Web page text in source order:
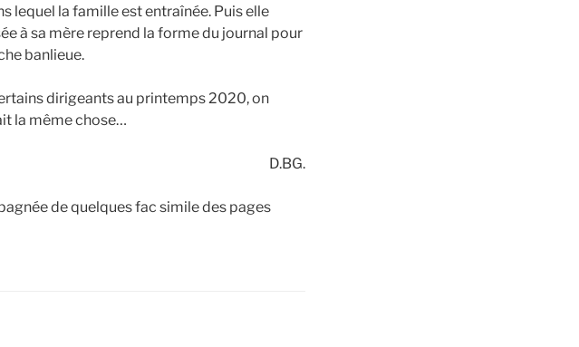
lequel la famille est entraînée. Puis elle
à sa mère reprend la forme du journal pour
banlieue.
dirigeants au printemps 2020, on
la même chose…
D.BG.
de quelques fac simile des pages